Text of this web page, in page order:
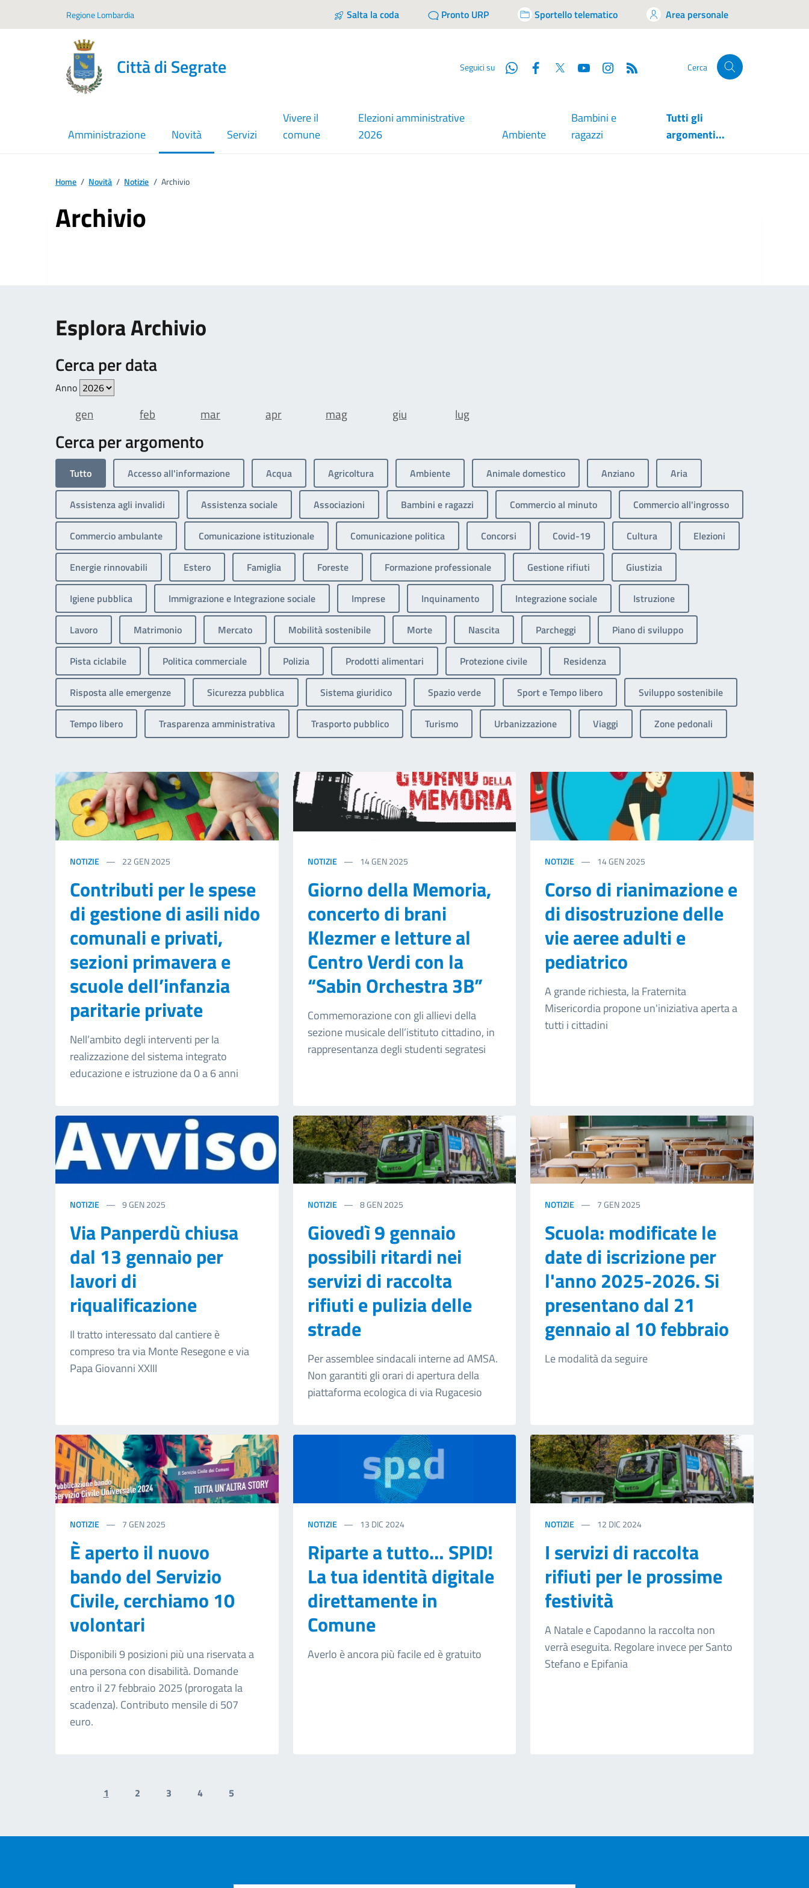
Regione Lombardia Salta la coda Pronto URP Sportello telematico Area personale
Città di Segrate Seguici su WhatsappFacebook
Twitter YouTube Cerca
Amministrazione Novità
menu selezionato
Servizi
Vivere il
comune
Elezioni amministrative
2026
Ambiente
Bambini e
ragazzi
Tutti gli
argomenti...
Home / Novità / Notizie / Archivio
Archivio
Esplora Archivio
Cerca per data
Anno
gen feb mar apr mag giu lug
Cerca per argomento
Tutto Accesso all'informazione Acqua Agricoltura Ambiente Animale domestico Anziano Aria
Assistenza agli invalidi Assistenza sociale Associazioni Bambini e ragazzi Commercio al minuto Commercio all'ingrosso
Commercio ambulante Comunicazione istituzionale Comunicazione politica Concorsi Covid-19 Cultura Elezioni
Energie rinnovabili Estero Famiglia Foreste Formazione professionale Gestione rifiuti Giustizia
Igiene pubblica Immigrazione e Integrazione sociale Imprese Inquinamento Integrazione sociale Istruzione
Lavoro Matrimonio Mercato Mobilità sostenibile Morte Nascita Parcheggi Piano di sviluppo
Pista ciclabile Politica commerciale Polizia Prodotti alimentari Protezione civile Residenza
Risposta alle emergenze Sicurezza pubblica Sistema giuridico Spazio verde Sport e Tempo libero Sviluppo sostenibile
Tempo libero Trasparenza amministrativa Trasporto pubblico Turismo Urbanizzazione Viaggi Zone pedonali
NOTIZIE 22GEN 2025
Contributi per le spese
di gestione di asili nido
comunali e privati,
sezioni primavera e
scuole dell’infanzia
paritarie private
Nell’ambito degli interventi per la
realizzazione del sistema integrato
educazione e istruzione da 0 a 6 anni
NOTIZIE 14GEN 2025
Giorno della Memoria,
concerto di brani
Klezmer e letture al
Centro Verdi con la
“Sabin Orchestra 3B”
Commemorazione con gli allievi della
sezione musicale dell’istituto cittadino, in
rappresentanza degli studenti segratesi
NOTIZIE 14GEN 2025
Corso di rianimazione e
di disostruzione delle
vie aeree adulti e
pediatrico
A grande richiesta, la Fraternita
Misericordia propone un'iniziativa aperta a
tutti i cittadini
NOTIZIE 9GEN 2025
Via Panperdù chiusa
dal 13 gennaio per
lavori di
riqualificazione
Il tratto interessato dal cantiere è
compreso tra via Monte Resegone e via
Papa Giovanni XXIII
NOTIZIE 8GEN 2025
Giovedì 9 gennaio
possibili ritardi nei
servizi di raccolta
rifiuti e pulizia delle
strade
Per assemblee sindacali interne ad AMSA.
Non garantiti gli orari di apertura della
piattaforma ecologica di via Rugacesio
NOTIZIE 7 GEN 2025
Scuola: modificate le
date di iscrizione per
l'anno 2025-2026. Si
presentano dal 21
gennaio al 10 febbraio
Le modalità da seguire
NOTIZIE 7GEN 2025
È aperto il nuovo
bando del Servizio
Civile, cerchiamo 10
volontari
Disponibili 9 posizioni più una riservata a
una persona con disabilità. Domande
entro il 27 febbraio 2025 (prorogata la
scadenza). Contributo mensile di 507
euro.
NOTIZIE 13 DIC 2024
Riparte a tutto… SPID!
La tua identità digitale
direttamente in
Comune
Averlo è ancora più facile ed è gratuito
NOTIZIE 12 DIC 2024
I servizi di raccolta
rifiuti per le prossime
festività
A Natale e Capodanno la raccolta non
verrà eseguita. Regolare invece per Santo
Stefano e Epifania
Previous page
1 2 3 4 5